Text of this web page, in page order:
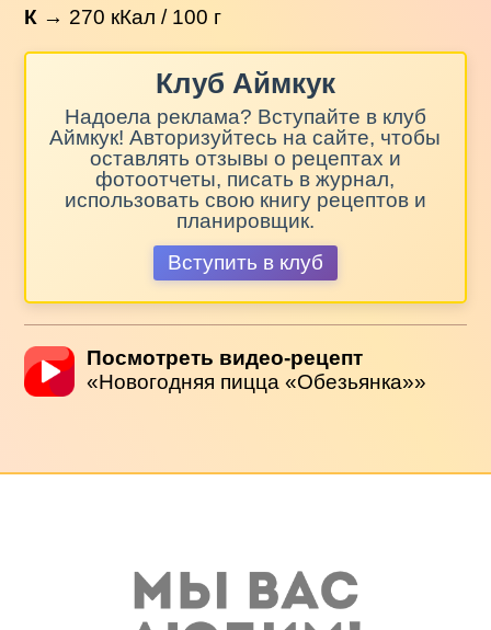
К → 270 кКал / 100 г
Клуб Аймкук
Надоела реклама? Вступайте в клуб
Аймкук! Авторизуйтесь на сайте, чтобы
оставлять отзывы о рецептах и
фотоотчеты, писать в журнал,
использовать свою книгу рецептов и
планировщик.
Вступить в клуб
Посмотреть видео-рецепт
«Новогодняя пицца «Обезьянка»»